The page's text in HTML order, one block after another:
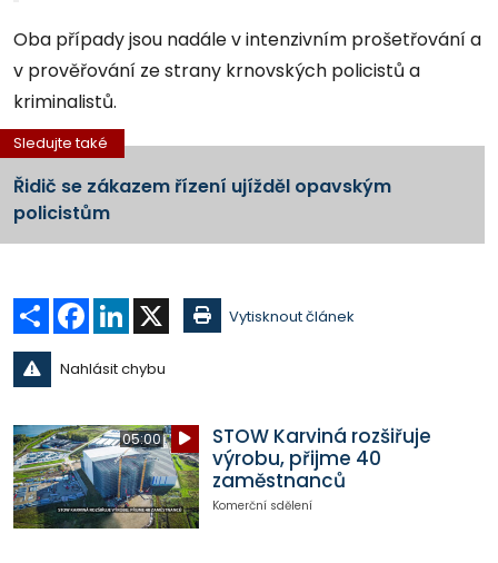
Oba případy jsou nadále v intenzivním prošetřování a
v prověřování ze strany krnovských policistů a
kriminalistů.
Sledujte také
Řidič se zákazem řízení ujížděl opavským
policistům
Sdílet Facebook
LinkedIn Vytisknout článek
Nahlásit chybu
05:00
STOW Karviná rozšiřuje
výrobu, přijme 40
zaměstnanců
Komerční sdělení